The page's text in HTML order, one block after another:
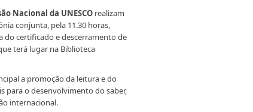
Nacional da UNESCO realizam
conjunta, pela 11.30 horas,
do certificado e descerramento de
terá lugar na Biblioteca
a promoção da leitura e do
para o desenvolvimento do saber,
internacional.